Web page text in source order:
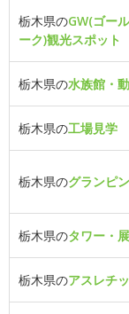
栃木県のGW(ゴー
ーク)観光スポット
栃木県の水族館・
栃木県の工場見学
栃木県のグランピ
栃木県のタワー・
栃木県のアスレチ